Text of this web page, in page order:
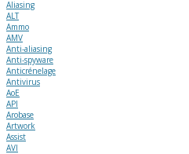
Aliasing
ALT
Ammo
AMV
Anti-aliasing
Anti-spyware
Anticrénelage
Antivirus
AoE
API
Arobase
Artwork
Assist
AVI